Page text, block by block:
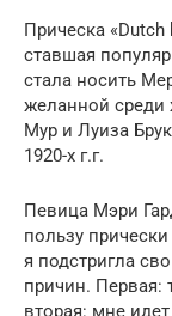
Прическа
ставшая
стала носить
желанной среди
Мур и Луиза
1920-х г.г.
Певица Мэри
пользу
я подстригла
причин. Первая:
вторая: мне